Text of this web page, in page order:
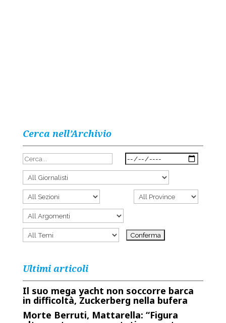
Cerca nell’Archivio
Ultimi articoli
Il suo mega yacht non soccorre barca
in difficoltà, Zuckerberg nella bufera
Morte Berruti, Mattarella: “Figura